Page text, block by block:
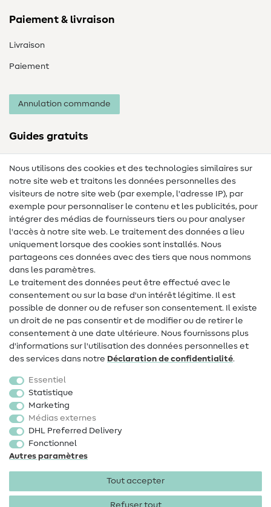
Paiement & livraison
Livraison
Paiement
Annulation commande
Guides gratuits
Lexique de couture
Tutos de couture
Aide & contact
Contact
Changement de propriétaire
FAQ
Droit de rétractation
Populaire
Accessoires de couture
Promotions
Nous utilisons des cookies et des technologies similaires sur
notre site web et traitons les données personnelles des
visiteurs de notre site web (par exemple, l'adresse IP), par
exemple pour personnaliser le contenu et les publicités, pour
intégrer des médias de fournisseurs tiers ou pour analyser
l'accès à notre site web. Le traitement des données a lieu
uniquement lorsque des cookies sont installés. Nous
partageons ces données avec des tiers que nous nommons
dans les paramètres.
Le traitement des données peut être effectué avec le
consentement ou sur la base d'un intérêt légitime. Il est
possible de donner ou de refuser son consentement. Il existe
un droit de ne pas consentir et de modifier ou de retirer le
consentement à une date ultérieure. Nous fournissons plus
d'informations sur l'utilisation des données personnelles et
des services dans notre Déclaration de confidentialité.
Essentiel
Statistique
Marketing
Médias externes
DHL Preferred Delivery
Fonctionnel
Autres paramètres
Tout accepter
Refuser tout
Mentions légales Protection des données CGV
Droit